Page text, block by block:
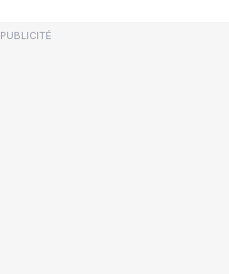
PUBLICITÉ